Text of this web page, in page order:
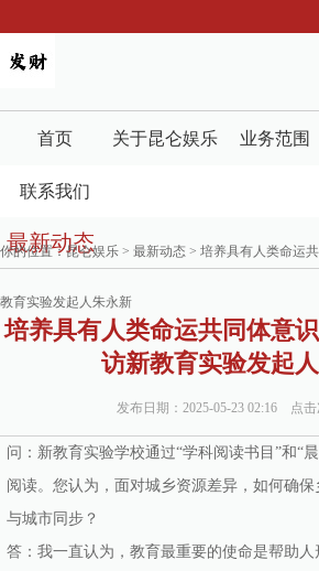
首页 关于昆仑娱乐 业务范围
联系我们
最新动态
你的位置：昆仑娱乐 > 最新动态 > 培养具有人类命运
教育实验发起人朱永新
培养具有人类命运共同体意
访新教育实验发起
发布日期：2025-05-23 02:16 点击
问：新教育实验学校通过“学科阅读书目”和“
阅读。您认为，面对城乡资源差异，如何确
与城市同步？
答：我一直认为，教育最重要的使命是帮助